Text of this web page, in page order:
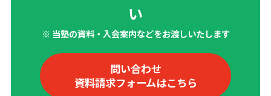
い
※ 当塾の資料・入会案内などをお渡しいたします
問い合わせ
資料請求フォームはこちら